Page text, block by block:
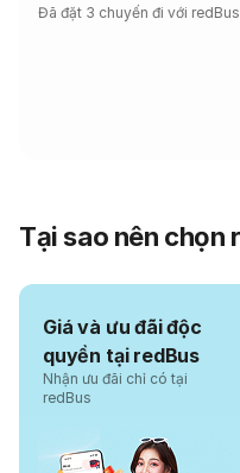
Đã đặt 3 chuyến đi với redBus
Tại sao nên chọn
Giá và ưu đãi độc
quyền tại redBus
Nhận ưu đãi chỉ có tại
redBus